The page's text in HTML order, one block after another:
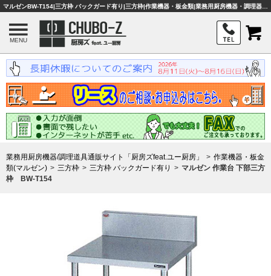
MENU
業務用厨房機器/調理道具通販サイト「厨房ズfeat.ユー厨房」
作業機器・板金
類(マルゼン)
三方枠 三方枠 バックガード有り
マルゼン 作業台 下部三方
枠 BW-T154